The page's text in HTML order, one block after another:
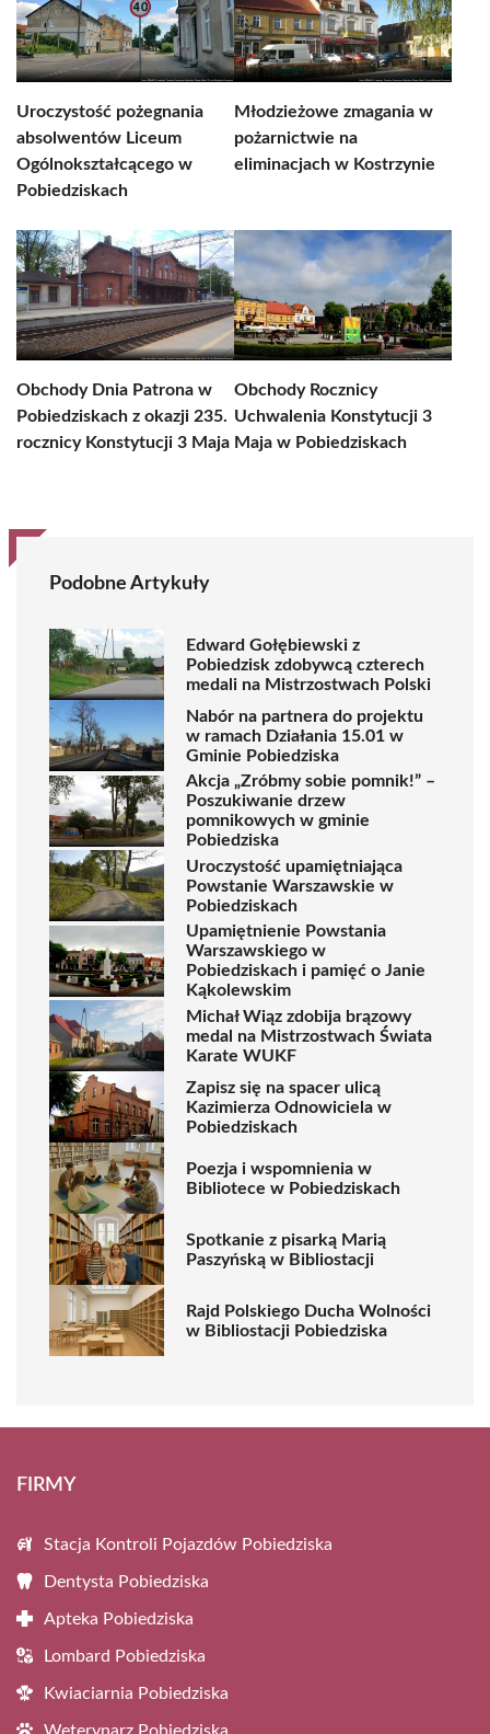
Uroczystość pożegnania
absolwentów Liceum
Ogólnokształcącego w
Pobiedziskach
Młodzieżowe zmagania w
pożarnictwie na
eliminacjach w Kostrzynie
Obchody Dnia Patrona w
Pobiedziskach z okazji 235.
rocznicy Konstytucji 3 Maja
Obchody Rocznicy
Uchwalenia Konstytucji 3
Maja w Pobiedziskach
Podobne Artykuły
Edward Gołębiewski z
Pobiedzisk zdobywcą czterech
medali na Mistrzostwach Polski
Nabór na partnera do projektu
w ramach Działania 15.01 w
Gminie Pobiedziska
Akcja „Zróbmy sobie pomnik!” –
Poszukiwanie drzew
pomnikowych w gminie
Pobiedziska
Uroczystość upamiętniająca
Powstanie Warszawskie w
Pobiedziskach
Upamiętnienie Powstania
Warszawskiego w
Pobiedziskach i pamięć o Janie
Kąkolewskim
Michał Wiąz zdobija brązowy
medal na Mistrzostwach Świata
Karate WUKF
Zapisz się na spacer ulicą
Kazimierza Odnowiciela w
Pobiedziskach
Poezja i wspomnienia w
Bibliotece w Pobiedziskach
Spotkanie z pisarką Marią
Paszyńską w Bibliostacji
Rajd Polskiego Ducha Wolności
w Bibliostacji Pobiedziska
FIRMY
Stacja Kontroli Pojazdów Pobiedziska
Dentysta Pobiedziska
Apteka Pobiedziska
Lombard Pobiedziska
Kwiaciarnia Pobiedziska